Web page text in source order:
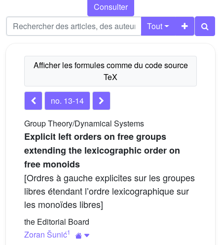
Consulter
Tout
no. 13-14
Group Theory/Dynamical Systems
Explicit left orders on free groups
extending the lexicographic order on
free monoids
[Ordres à gauche explicites sur les groupes
libres étendant lʼordre lexicographique sur
les monoïdes libres]
the Editorial Board
Zoran Šunić1